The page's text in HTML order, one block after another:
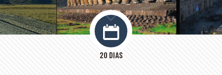
20 DÍAS